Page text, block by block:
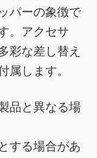
パーの象徴で
。アクセサ
彩な差し替え
属します。
品と異なる場
する場合があ